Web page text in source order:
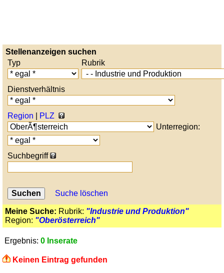
Stellenanzeigen suchen
Typ
Rubrik
Dienstverhältnis
Region
PLZ
Unterregion:
Suchbegriff
Suche löschen
Meine Suche: Rubrik: "Industrie und Produktion"
Region: "Oberösterreich"
Ergebnis: 0 Inserate
Keinen Eintrag gefunden